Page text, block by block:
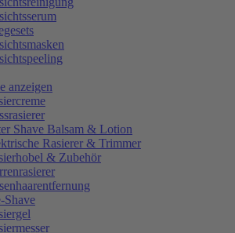
anzeigen
Shave Balsam & Lotion
Rasierer & Trimmer
& Zubehör
Shave